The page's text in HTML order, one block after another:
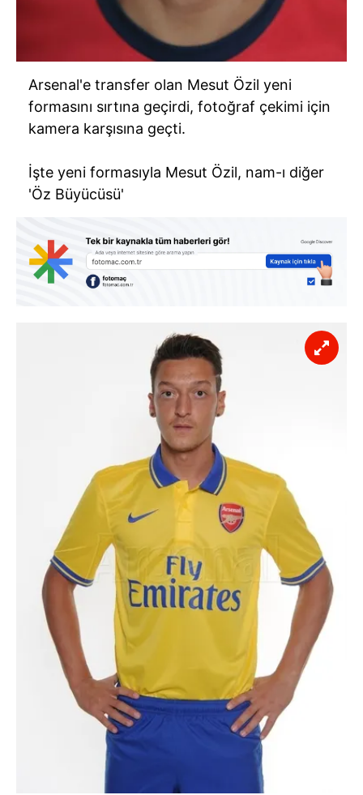
Arsenal'e transfer olan Mesut Özil yeni
formasını sırtına geçirdi, fotoğraf çekimi için
kamera karşısına geçti.
İşte yeni formasıyla Mesut Özil, nam-ı diğer
'Öz Büyücüsü'